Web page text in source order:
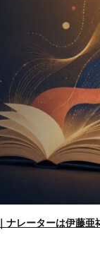
ナレーターは伊藤亜